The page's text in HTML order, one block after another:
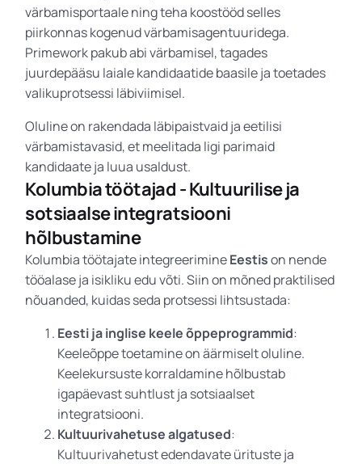
värbamisportaale ning teha koostööd selles
piirkonnas kogenud värbamisagentuuridega.
Primework pakub abi värbamisel, tagades
juurdepääsu laiale kandidaatide baasile ja toetades
valikuprotsessi läbiviimisel.
Oluline on rakendada läbipaistvaid ja eetilisi
värbamistavasid, et meelitada ligi parimaid
kandidaate ja luua usaldust.
Kolumbia töötajad - Kultuurilise ja
sotsiaalse integratsiooni
hõlbustamine
Kolumbia töötajate integreerimineEestison nende
tööalase ja isikliku edu võti. Siin on mõned praktilised
nõuanded, kuidas seda protsessi lihtsustada:
Eesti ja inglise keele õppeprogrammid:
Keeleõppe toetamine on äärmiselt oluline.
Keelekursuste korraldamine hõlbustab
igapäevast suhtlust ja sotsiaalset
integratsiooni.
Kultuurivahetuse algatused:
Kultuurivahetust edendavate ürituste ja